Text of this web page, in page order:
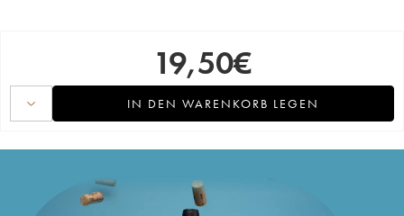
19,50€
IN DEN WARENKORB LEGEN